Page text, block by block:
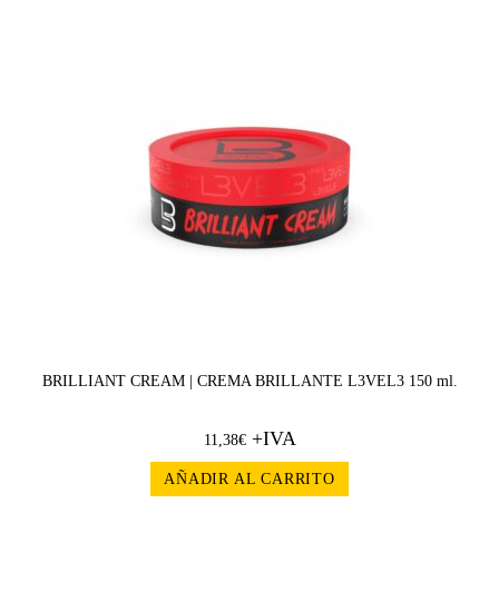
BRILLIANT CREAM | CREMA BRILLANTE L3VEL3 150 ml.
11,38€+IVA
AÑADIR AL CARRITO